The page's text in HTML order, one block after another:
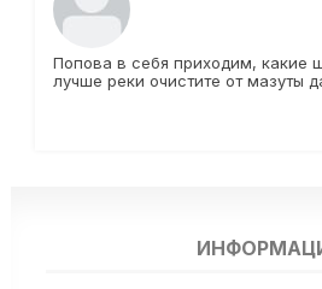
Попова в себя приходим, какие
лучше реки очистите от мазуты